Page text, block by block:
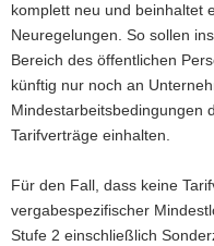
komplett neu und beinhaltet
Neuregelungen. So sollen
Bereich des öffentlichen
künftig nur noch an
Mindestarbeitsbedingungen
Tarifverträge einhalten.
Für den Fall, dass keine
vergabespezifischer
Stufe 2 einschließlich